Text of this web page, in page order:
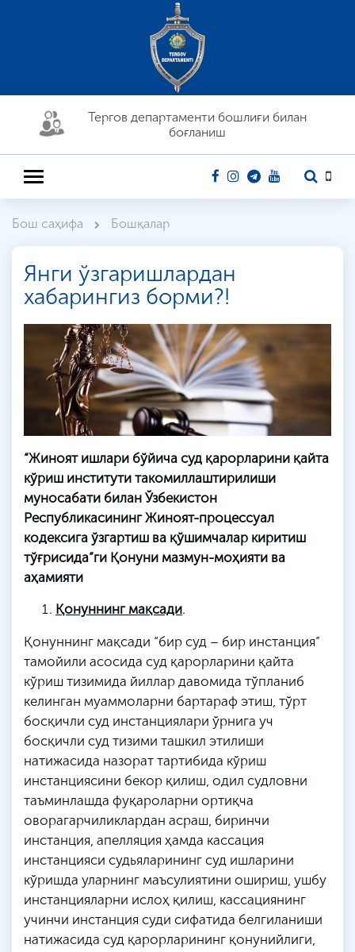
Тергов департaменти бошлиғи билан
боғланиш
Бош саҳифа Бошқалар
Янги ўзгаришлардан
хабарингиз борми?!
“Жиноят ишлари бўйича суд қарорларини қайта
кўриш институти такомиллаштирилиши
муносабати билан Ўзбекистон
Республикасининг Жиноят-процессуал
кодексига ўзгартиш ва қўшимчалар киритиш
тўғрисида”ги Қонуни мазмун-моҳияти ва
аҳамияти
Қонуннинг мақсади.
Қонуннинг мақсади “бир суд – бир инстанция”
тамойили асосида суд қарорларини қайта
кўриш тизимида йиллар давомида тўпланиб
келинган муаммоларни бартараф этиш, тўрт
босқичли суд инстанциялари ўрнига уч
босқичли суд тизими ташкил этилиши
натижасида назорат тартибида кўриш
инстанциясини бекор қилиш, одил судловни
таъминлашда фуқароларни ортиқча
оворагарчиликлардан асраш, биринчи
инстанция, апелляция ҳамда кассация
инстанцияси судьяларининг суд ишларини
кўришда уларнинг маъсулиятини ошириш, ушбу
инстанцияларни ислоҳ қилиш, кассациянинг
учинчи инстанция суди сифатида белгиланиши
натижасида суд қарорларининг қонунийлиги,